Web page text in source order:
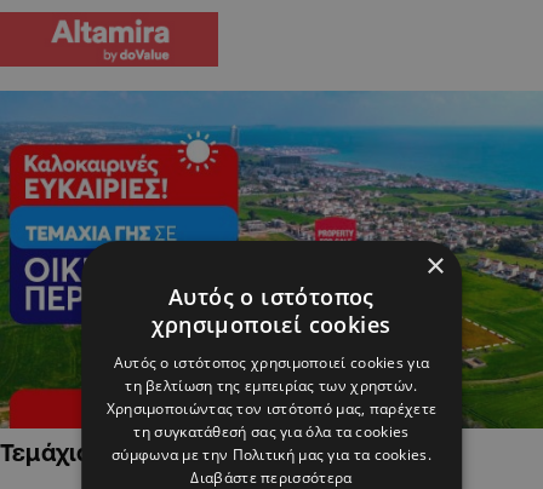
Τεμάχια Γης σε Οικιστικές Περιοχές
×
Αυτός ο ιστότοπος
χρησιμοποιεί cookies
Αυτός ο ιστότοπος χρησιμοποιεί cookies για
τη βελτίωση της εμπειρίας των χρηστών.
Χρησιμοποιώντας τον ιστότοπό μας, παρέχετε
τη συγκατάθεσή σας για όλα τα cookies
σύμφωνα με την Πολιτική μας για τα cookies.
Διαβάστε περισσότερα